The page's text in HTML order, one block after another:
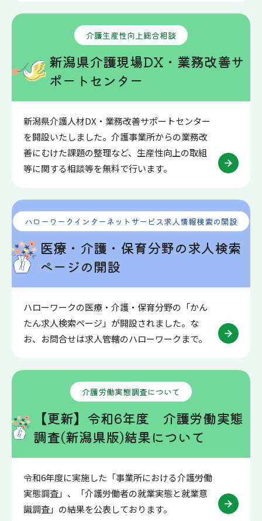
介護生産性向上総合相談
新潟県介護現場DX・業務改善サ
ポートセンター
新潟県介護人材DX・業務改善サポートセンター
を開設いたしました。介護事業所からの業務改
善にむけた課題の整理など、生産性向上の取組
等に関する相談等を無料で行います。
ハローワークインターネットサービス求人情報検索の開設
医療・介護・保育分野の求人検索
ページの開設
ハローワークの医療・介護・保育分野の「かん
たん求人検索ページ」が開設されました。な
お、お問合せは求人管轄のハローワークまで。
介護労働実態調査について
【更新】令和6年度 介護労働実態
調査(新潟県版)結果について
令和6年度に実施した「事業所における介護労働
実態調査」、「介護労働者の就業実態と就業意
識調査」の結果を公表しております。